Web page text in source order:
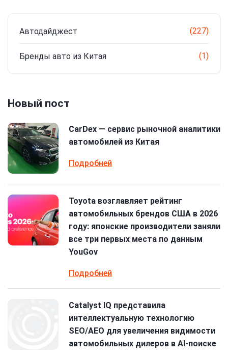
Автодайджест (227)
Бренды авто из Китая (1)
Новый пост
CarDex — сервис рыночной аналитики
автомобилей из Китая
Подробней
Toyota возглавляет рейтинг
автомобильных брендов США в 2026
году: японские производители заняли
все три первых места по данным
YouGov
Подробней
Catalyst IQ представила
интеллектуальную технологию
SEO/AEO для увеличения видимости
автомобильных дилеров в AI-поиске